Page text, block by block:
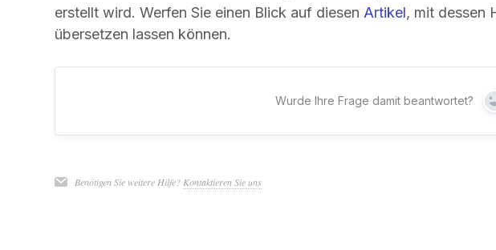
erstellt wird. Werfen Sie einen Blick auf diesen Artikel, mit dessen
übersetzen lassen können.
Wurde Ihre Frage damit beantwortet?
Benötigen Sie weitere Hilfe? Kontaktieren Sie uns